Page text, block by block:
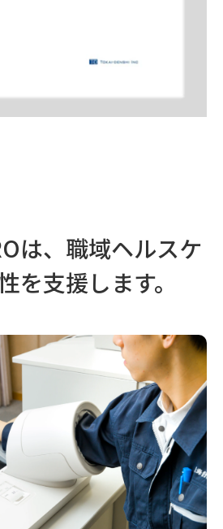
は、職域ヘルスケ
を支援します。